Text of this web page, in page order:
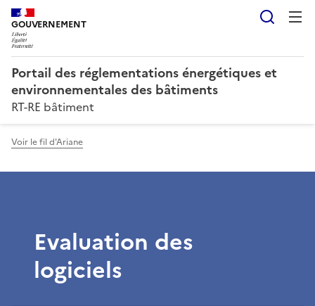
GOUVERNEMENT
Portail des réglementations énergétiques et
environnementales des bâtiments
RT-RE bâtiment
Voir le fil d'Ariane
Evaluation des
logiciels